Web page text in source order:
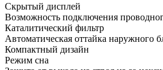
Скрытый дисплей
Возможность подключения
Каталитический фильтр
Автоматическая оттайка наружного
Компактный дизайн
Режим сна